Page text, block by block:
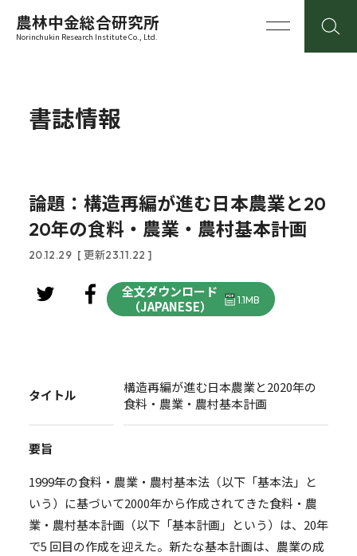
農林中金総合研究所
Norinchukin Research Institute Co., Ltd.
書誌情報
論題：構造再編が進む日本農業と20
20年の食料・農業・農村基本計画
20.12.29 [ 更新23.11.22 ]
全文ダウンロード
（JAPANESE）
1.1MB
タイトル
構造再編が進む日本農業と2020年の
食料・農業・農村基本計画
要旨
1999年の食料・農業・農村基本法（以下「基本法」と
いう）に基づいて2000年から作成されてきた食料・農
業・農村基本計画（以下「基本計画」という）は、20年
で5 回目の作成を迎えた。新たな基本計画は、農業の成